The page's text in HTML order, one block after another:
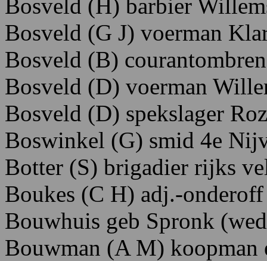
Bosveld (H) barbier
Bosveld (G J) voerman
Bosveld (B)
Bosveld (D) voerman
Bosveld (D) spekslager
Boswinkel (G) smid 4e
Botter (S) brigadier rijks
Boukes (C H) adj.-
Bouwhuis geb Spronk
Bouwman (A M) koopman